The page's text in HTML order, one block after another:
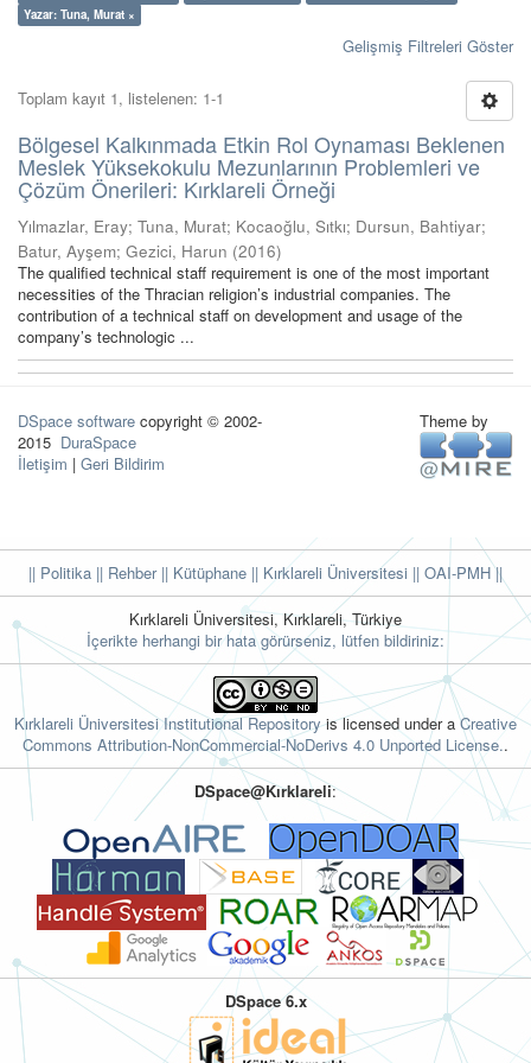
Yazar: Tuna, Murat ×
Gelişmiş Filtreleri Göster
Toplam kayıt 1, listelenen: 1-1
Bölgesel Kalkınmada Etkin Rol Oynaması Beklenen
Meslek Yüksekokulu Mezunlarının Problemleri ve
Çözüm Önerileri: Kırklareli Örneği
Yılmazlar, Eray; Tuna, Murat; Kocaoğlu, Sıtkı; Dursun, Bahtiyar;
Batur, Ayşem; Gezici, Harun (2016)
The qualified technical staff requirement is one of the most important
necessities of the Thracian religion’s industrial companies. The
contribution of a technical staff on development and usage of the
company’s technologic ...
DSpace software copyright © 2002-
2015 DuraSpace
İletişim | Geri Bildirim
Theme by
|| Politika || Rehber|| Kütüphane || Kırklareli Üniversitesi || OAI-PMH ||
Kırklareli Üniversitesi, Kırklareli, Türkiye
İçerikte herhangi bir hata görürseniz, lütfen bildiriniz:
Kırklareli Üniversitesi Institutional Repositoryis licensed under aCreative
Commons Attribution-NonCommercial-NoDerivs 4.0 Unported License..
DSpace@Kırklareli:
DSpace 6.x